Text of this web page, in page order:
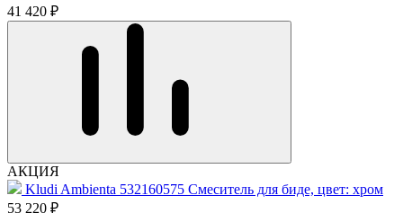
41 420 ₽
АКЦИЯ
Kludi Ambienta 532160575 Смеситель для биде, цвет: хром
53 220 ₽